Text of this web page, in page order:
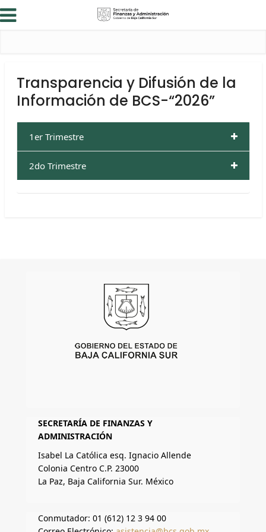
Transparencia y Difusión de la
Información de BCS-“2026”
1er Trimestre
2do Trimestre
SECRETARÍA DE FINANZAS Y
ADMINISTRACIÓN
Isabel La Católica esq. Ignacio Allende
Colonia Centro C.P. 23000
La Paz, Baja California Sur. México
Conmutador: 01 (612) 12 3 94 00